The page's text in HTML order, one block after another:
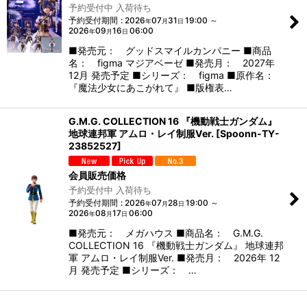
予約受付中 入荷待ち
予約受付期間 : 2026年07月 31日 19:00 ～
2026年09 月16日 06:00
■発売元： グッドスマイルカンパニー ■商品
名： figma マジアベーゼ ■発売月： 2027年
12月 発売予定 ■シリーズ： figma ■原作名：
『魔法少女にあこがれて』 ■版権表…
G.M.G. COLLECTION 16 『機動戦士ガンダム』
地球連邦軍 アムロ・レイ制服Ver. [Spoonn-TY-
23852527]
会員販売価格
予約受付中 入荷待ち
予約受付期間 : 2026年07月28 日 19:00 ～
2026年08月17日 06:00
■発売元： メガハウス ■商品名： G.M.G.
COLLECTION 16 『機動戦士ガンダム』 地球連邦
軍 アムロ・レイ制服Ver. ■発売月： 2026年 12
月 発売予定 ■シリーズ： …